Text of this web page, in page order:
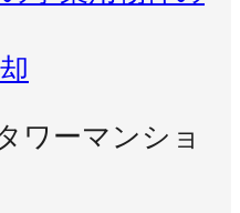
ワーマンショ